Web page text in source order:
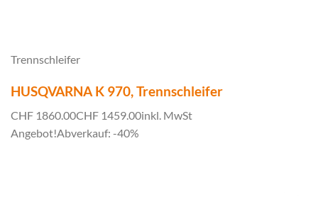
Trennschleifer
HUSQVARNA K 970, Trennschleifer
CHF 1860.00CHF 1459.00inkl. MwSt
Angebot!Abverkauf: -40%